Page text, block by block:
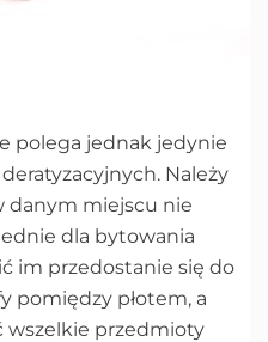
polega jednak jedynie
Należy
danym miejscu nie
dla bytowania
im przedostanie się do
pomiędzy płotem, a
wszelkie przedmioty